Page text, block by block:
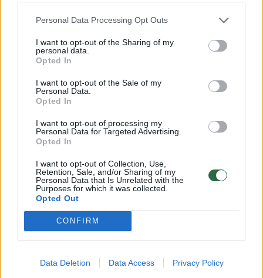
Personal Data Processing Opt Outs
I want to opt-out of the Sharing of my
personal data.
Opted In
I want to opt-out of the Sale of my
Personal Data.
Opted In
I want to opt-out of processing my
Personal Data for Targeted Advertising.
Opted In
I want to opt-out of Collection, Use,
Retention, Sale, and/or Sharing of my
Personal Data that Is Unrelated with the
Purposes for which it was collected.
Opted Out
CONFIRM
Data Deletion Data Access Privacy Policy
Potvynis Klaipėdos rajone
stabilizuojasi: tikimasi, kad
neužklups liūtys ir vandens
lygis ims mažėti
→
Šiuo metu Lietuvoje stebimas atlydys. Ledo
tirpimas užšalusiuose ežeruose vyksta
netolygiai: ant jo gali būti vandens, jis tapo
porėtas, jame gali būti properšų, plyšių ir
trūkių.